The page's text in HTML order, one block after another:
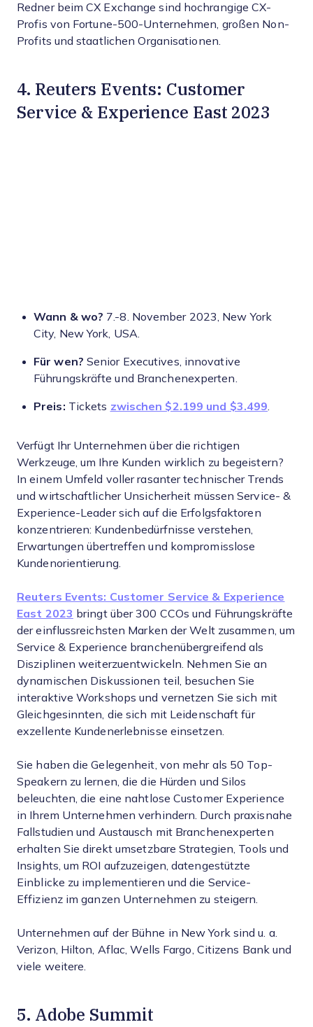
Redner beim CX Exchange sind hochrangige CX-
Profis von Fortune-500-Unternehmen, großen Non-
Profits und staatlichen Organisationen.
4. Reuters Events: Customer
Service & Experience East 2023
Wann & wo? 7.-8. November 2023, New York
City, New York, USA.
Für wen? Senior Executives, innovative
Führungskräfte und Branchenexperten.
Preis: Tickets zwischen $2.199 und $3.499
Verfügt Ihr Unternehmen über die richtigen
Werkzeuge, um Ihre Kunden wirklich zu begeistern?
In einem Umfeld voller rasanter technischer Trends
und wirtschaftlicher Unsicherheit müssen Service- &
Experience-Leader sich auf die Erfolgsfaktoren
konzentrieren: Kundenbedürfnisse verstehen,
Erwartungen übertreffen und kompromisslose
Kundenorientierung.
Reuters Events: Customer Service & Experience
East 2023 bringt über 300 CCOs und Führungskräfte
der einflussreichsten Marken der Welt zusammen, um
Service & Experience branchenübergreifend als
Disziplinen weiterzuentwickeln. Nehmen Sie an
dynamischen Diskussionen teil, besuchen Sie
interaktive Workshops und vernetzen Sie sich mit
Gleichgesinnten, die sich mit Leidenschaft für
exzellente Kundenerlebnisse einsetzen.
Sie haben die Gelegenheit, von mehr als 50 Top-
Speakern zu lernen, die die Hürden und Silos
beleuchten, die eine nahtlose Customer Experience
in Ihrem Unternehmen verhindern. Durch praxisnahe
Fallstudien und Austausch mit Branchenexperten
erhalten Sie direkt umsetzbare Strategien, Tools und
Insights, um ROI aufzuzeigen, datengestützte
Einblicke zu implementieren und die Service-
Effizienz im ganzen Unternehmen zu steigern.
Unternehmen auf der Bühne in New York sind u. a.
Verizon, Hilton, Aflac, Wells Fargo, Citizens Bank und
viele weitere.
5. Adobe Summit